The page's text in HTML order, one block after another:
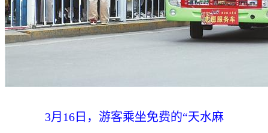
3月16日，游客乘坐免费的“天水麻